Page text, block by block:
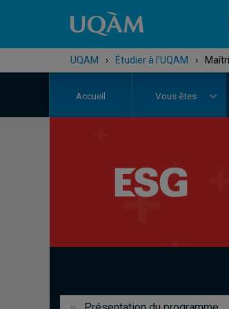
UQAM › Étudier à l'UQAM ›
Accueil Vous êtes